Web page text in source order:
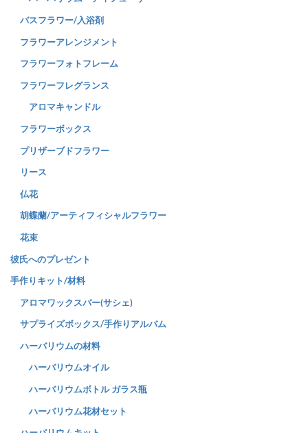
バスフラワー/入浴剤
フラワーアレンジメント
フラワーフォトフレーム
フラワーフレグランス
アロマキャンドル
フラワーボックス
プリザーブドフラワー
リース
仏花
胡蝶蘭/アーティフィシャルフラワー
花束
彼氏へのプレゼント
手作りキット/材料
アロマワックスバー(サシェ)
サプライズボックス/手作りアルバム
ハーバリウムの材料
ハーバリウムオイル
ハーバリウムボトル ガラス瓶
ハーバリウム花材セット